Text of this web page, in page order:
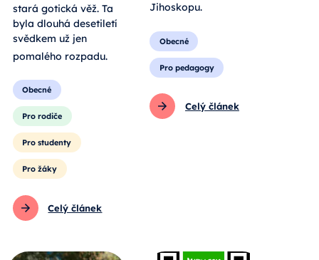
stará gotická věž. Ta
byla dlouhá desetiletí
svědkem už jen
pomalého rozpadu.
Obecné
Pro rodiče
Pro studenty
Pro žáky
Celý článek
Jihoskopu.
Obecné
Pro pedagogy
Celý článek